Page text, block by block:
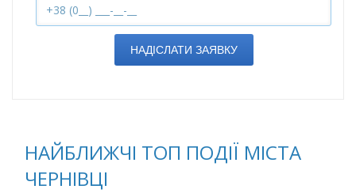
НАДІСЛАТИ ЗАЯВКУ
НАЙБЛИЖЧІ ТОП ПОДІЇ МІСТА
ЧЕРНІВЦІ